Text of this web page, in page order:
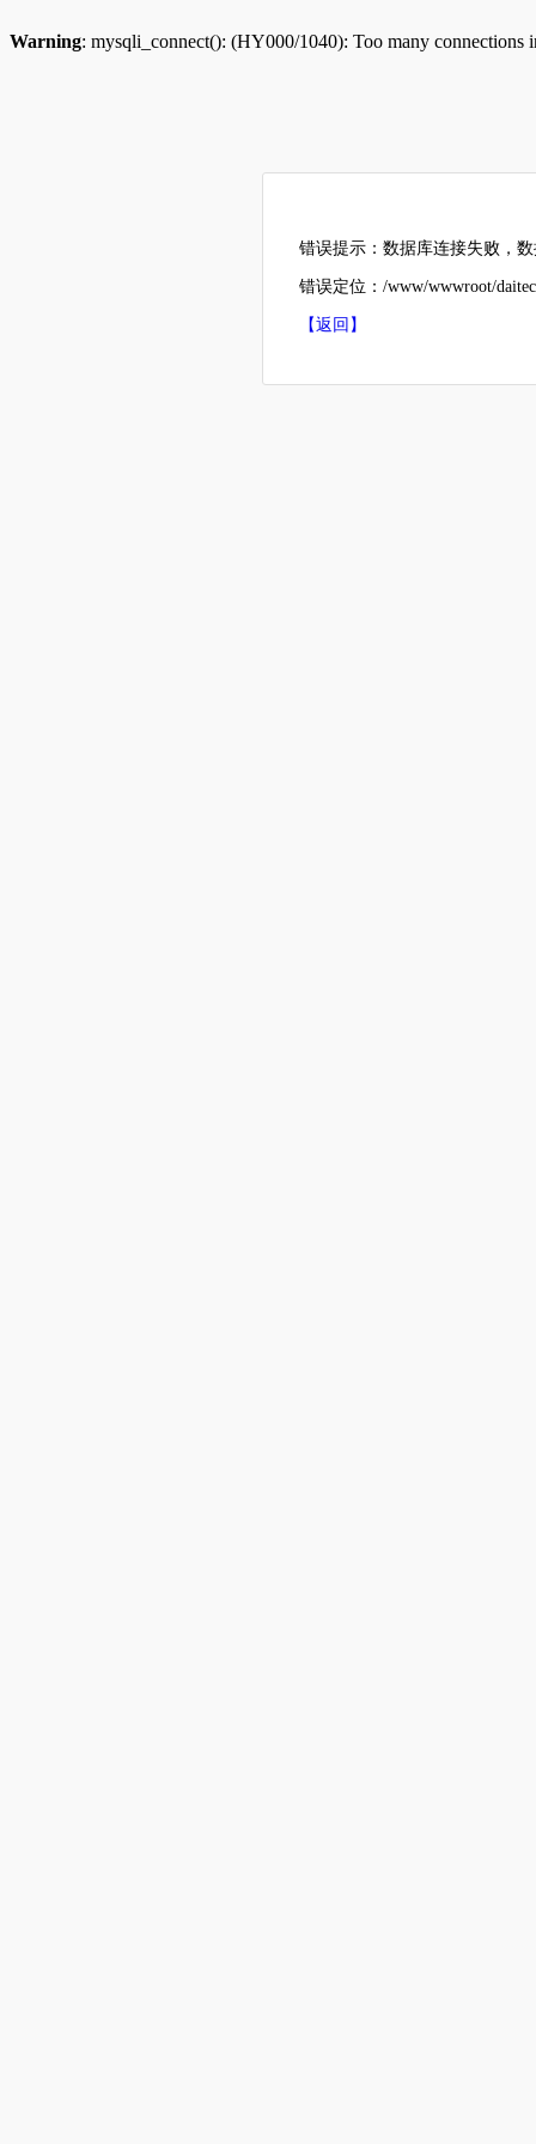
Warning: mysqli_connect(): (HY000/1040): Too many connections
错误提示：数据库连接失败，
错误定位：/www/wwwroot/
【返回】